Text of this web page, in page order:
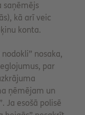
saņēmējs
kā arī veic
konta.
nosaka,
par
ņēmējam un
Ja esošā polisē